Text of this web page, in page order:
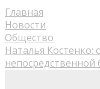
Главная
Новости
Общество
Наталья
непосредственной